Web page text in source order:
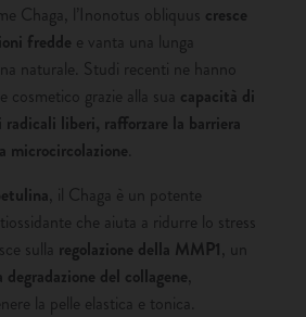
Chaga, l’Inonotus obliquus cresce
fredde e vanta una lunga
naturale. Studi recenti ne hanno
cosmetico grazie alla sua capacità di
radicali liberi, rafforzare la barriera
microcircolazione
, il Chaga è un potente
che aiuta a ridurre lo stress
sulla regolazione della MMP1 , un
del collagene
la pelle elastica e tonica.